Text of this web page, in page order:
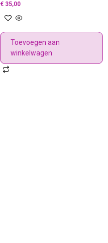
€35,00
Toevoegen aan
winkelwagen